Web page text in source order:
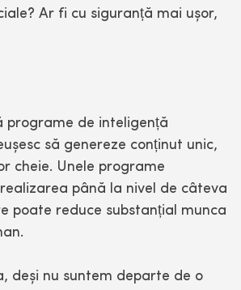
Ar fi cu siguranță mai ușor,
programe de inteligență
să genereze conținut unic,
cheie. Unele programe
până la nivel de câteva
poate reduce substanțial munca
deși nu suntem departe de o